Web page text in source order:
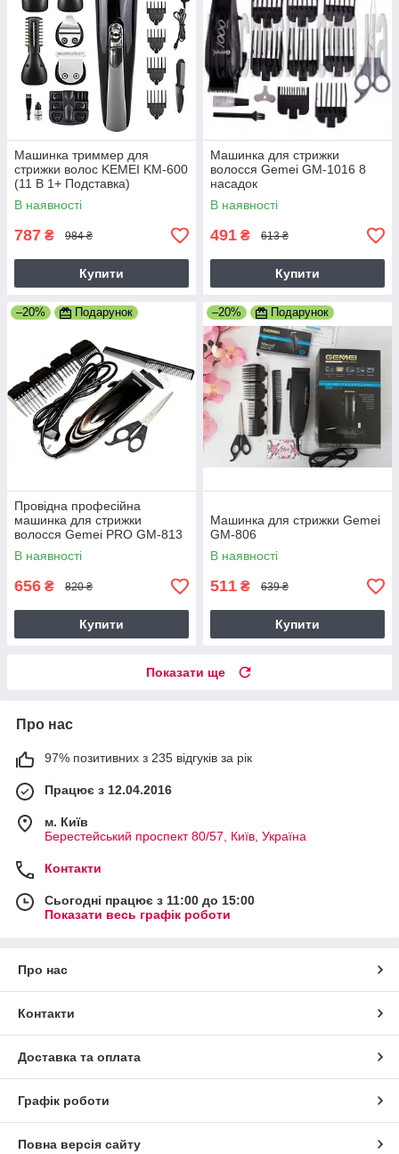
Машинка триммер для
стрижки волос KEMEI KM-600
(11 В 1+ Подставка)
В наявності
787 ₴ 984 ₴
Купити
Машинка для стрижки
волосся Gemei GM-1016 8
насадок
В наявності
491 ₴ 613 ₴
Купити
–20% Подарунок
Провідна професійна
машинка для стрижки
волосся Gemei PRO GM-813
Original
В наявності
656 ₴ 820 ₴
Купити
–20% Подарунок
Машинка для стрижки Gemei
GM-806
В наявності
511 ₴ 639 ₴
Купити
Показати ще
Про нас
97% позитивних з 235 відгуків за рік
Працює з 12.04.2016
м. Київ
Берестейський проспект 80/57, Київ, Україна
Контакти
Сьогодні працює з 11:00 до 15:00
Показати весь графік роботи
Про нас
Контакти
Доставка та оплата
Графік роботи
Повна версія сайту